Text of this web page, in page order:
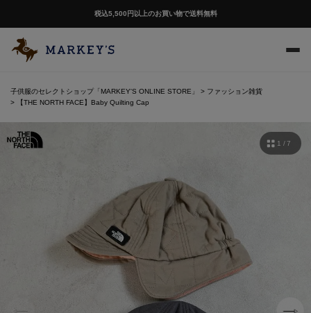
税込5,500円以上のお買い物で送料無料
子供服のセレクトショップ「MARKEY'S ONLINE STORE」
ファッション雑貨
【THE NORTH FACE】Baby Quilting Cap
1 / 7